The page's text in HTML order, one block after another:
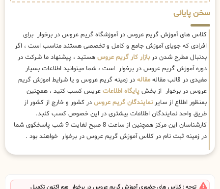
سخن پایانی
کلاس های آموزش گریم عروس در آموزشگاه گریم عروس در برخوار برای
افرادی که جویای آموزش جامع و کامل و تخصصی هستند مناسب است ، اگر
بدنبال مطرح شدن دربازار کار گریم عروس هستید ، پیشنهاد ما شرکت در
دوره آموزش گریم عروس در برخوار است ، شما میتوانید اطلاعات بسیار
مفیدی در قالب مقاله مقاله در زمینه گریم عروس و یا شرایط اموزش گریم
عروس در برخوار از بخش پایگاه اطلاعات عریس کسب کنید ، همچنین
بمنظور اطلاع از سایرنمایندگان گریم عروس در کشور و خارج از کشور از
طریق واحد نمایندگان اطلاعات بیشتری در این خصوص کسب کنبد.
کارشناسان این مرکز همچنین از ساعت 8 صبح لغایت 9 شب پاسخگوی شما
در زمینه ثبت نام در کلاس آموزش گریم عروس در برخوار خواهند بود .
توجه : کلاس های حضوری آموزش گریم عروس در برخوار هم اکنون تکمیل